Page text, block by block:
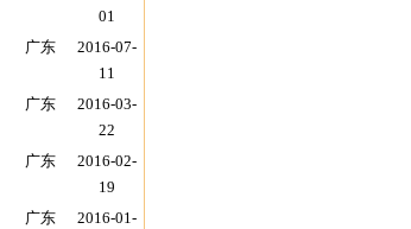
01
广东
2016-07-
11
广东
2016-03-
22
广东
2016-02-
19
广东
2016-01-